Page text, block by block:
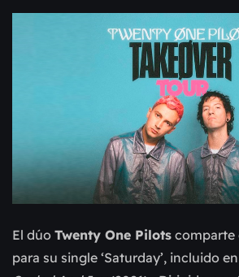
El dúo Twenty One Pilots comparte
para su single ‘Saturday’, incluido